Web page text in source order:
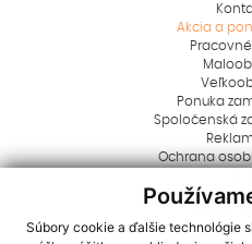
Súbory cookie a ďalšie technológie
Akcia a
Ponuka
Spoločenská
Ochrana
Rady